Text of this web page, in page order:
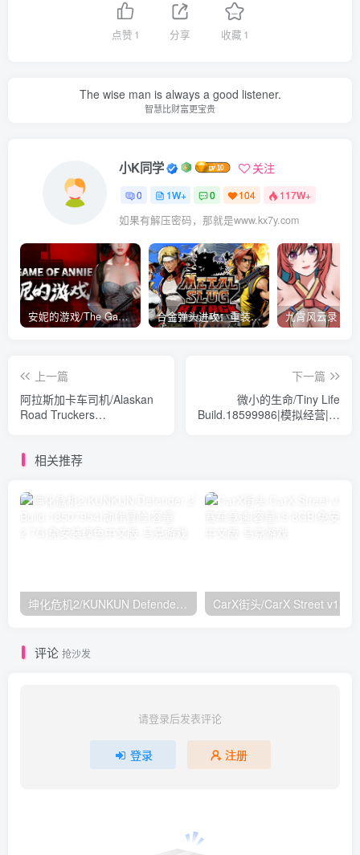
点赞 1 分享 收藏 1
The wise man is always a good listener.
智慧比财富更宝贵
小K同学 关注
0 1W+ 0 104 117W+
如果有解压密码，那就是www.kx7y.com
安妮的游戏/The Game of Annie v0.99981|射击动作|容量14.6GB|免安装绿色中文版 合金弹头进攻：重装上阵/METAL SLUG ATTACK RELOADED Build.16214511|策略模拟|容量2.7GB|免安装绿色中文版
上一篇
阿拉斯加卡车司机/Alaskan
Road Truckers
版
下一篇
微小的生命/Tiny Life
Build.18599986|模拟经营|容
相关推荐
坤化危机2/KUNKUN Defender 2 Build.18507954|动作冒险|容量2.7G|免安装绿色中文版
评论 抢沙发
请登录后发表评论
登录 注册